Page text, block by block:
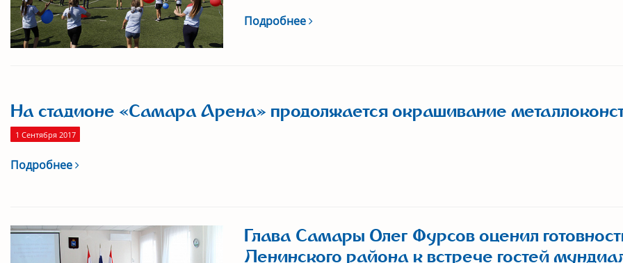
Подробнее
На стадионе «Самара Арена» продолжается окрашивание
1 Сентября 2017
Подробнее
Глава Самары Олег Фурсов оценил
Ленинского района к встрече гостей